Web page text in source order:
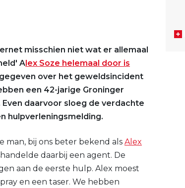
misschien niet wat er allemaal
Alex Soze helemaal door is
over het geweldsincident
een 42-jarige Groninger
daarvoor sloeg de verdachte
hulpverleningsmelding.
man, bij ons beter bekend als Alex
daarbij een agent. De
aan de eerste hulp. Alex moest
en een taser. We hebben